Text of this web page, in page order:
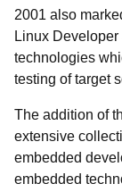
2001 also
Linux
technologies
testing of target
The addition of
extensive
embedded
embedded